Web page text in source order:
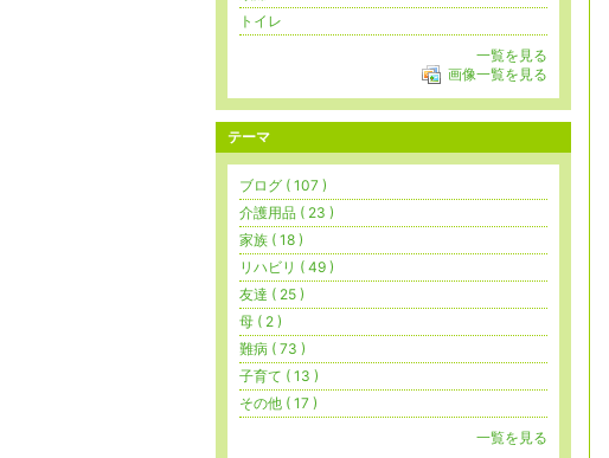
トイレ
一覧を見る
画像一覧を見る
テーマ
ブログ ( 107 )
介護用品 ( 23 )
家族 ( 18 )
リハビリ ( 49 )
友達 ( 25 )
母 ( 2 )
難病 ( 73 )
子育て ( 13 )
その他 ( 17 )
一覧を見る